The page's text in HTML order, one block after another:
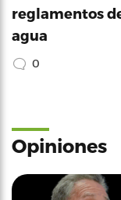
reglamentos
agua
0
Opiniones